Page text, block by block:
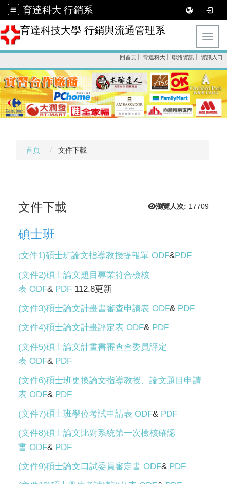
育達科大 行銷系
育達科技大學 行銷與流通管理系
回首頁 育達科大 聯絡資訊 資訊入口
首頁 文件下載
瀏覽人次: 17709
文件下載
碩士班
(文件1)碩士班論文指導教授提報單 ODF&PDF
(文件2)碩士論文題目專業符合檢核
表 ODF& PDF 112.8更新
(文件3)碩士論文計畫書審查申請表 ODF& PDF
(文件4)碩士論文計畫評定表 ODF& PDF
(文件5)碩士論文計畫書審查查委員評定
表 ODF& PDF
(文件6)碩士班更換論文指導教授、論文題目申請
表 ODF& PDF
(文件7)碩士班學位考試申請表 ODF& PDF
(文件8)碩士論文比對系統第一次檢核確認
書 ODF& PDF
(文件9)碩士論文口試委員審定書 ODF& PDF